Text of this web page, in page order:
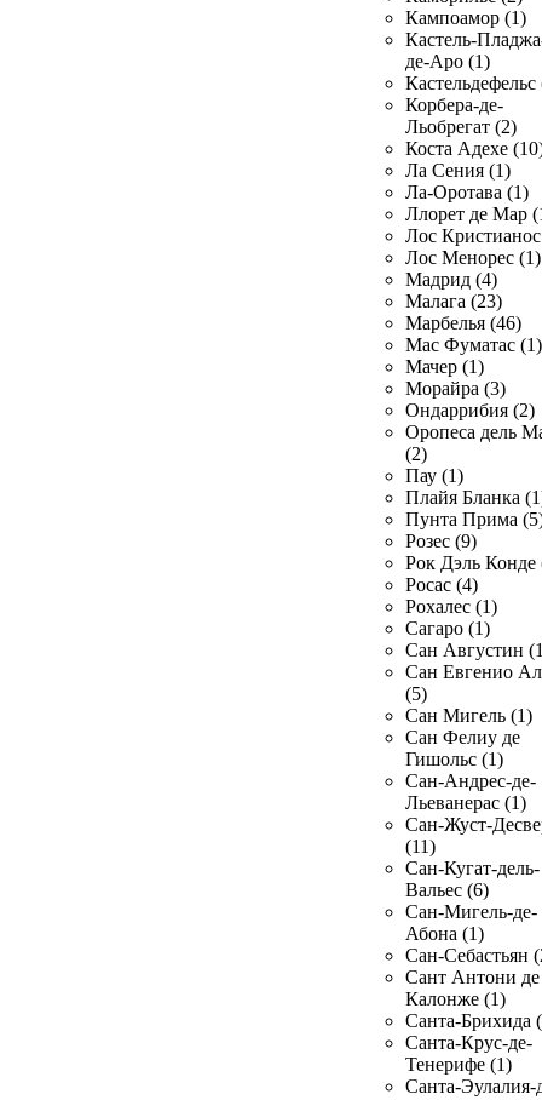
Кампоамор (1)
Кастель-
де-Аро (1)
Кастельдефельс
Корбера-де-
Льобрегат (2)
Коста Адехе
Ла Сения (1)
Ла-Оротава (1)
Ллорет де Мар
Лос
Лос Менорес (1)
Мадрид (4)
Малага (23)
Марбелья (46)
Мас Фуматас (1)
Мачер (1)
Морайра (3)
Ондаррибия (2)
Оропеса дель
(2)
Пау (1)
Плайя Бланка
Пунта Прима
Розес (9)
Рок Дэль Конде
Росас (4)
Рохалес (1)
Сагаро (1)
Сан Августин
Сан Евгенио
(5)
Сан Мигель (1)
Сан Фелиу де
Гишольс (1)
Сан-Андрес-де-
Льеванерас (1)
Сан-Жуст-
(11)
Сан-Кугат-дель-
Вальес (6)
Сан-Мигель-де-
Абона (1)
Сан-Себастьян
Сант Антони де
Калонже (1)
Санта-Брихида
Санта-Крус-де-
Тенерифе (1)
Санта-Эулалия-